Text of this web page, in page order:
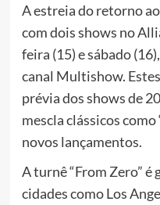
A estreia do retorno
com dois shows no
feira (15) e sábado
canal Multishow.
prévia dos shows de
mescla clássicos como
novos lançamentos.
A turnê “From Zero” é
cidades como Los